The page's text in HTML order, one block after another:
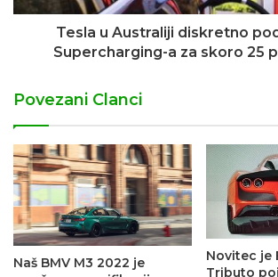
Tesla u Australiji diskretno
Supercharging-a za skoro 25
Povezani Clanci
Naš BMV M3 2022 je
Novitec je
Tributo